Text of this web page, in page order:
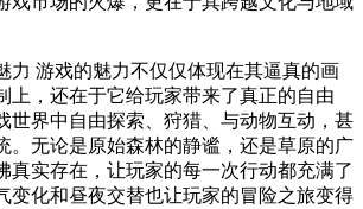
力 游戏的魅力不仅仅体现在其逼真的画
上，还在于它给玩家带来了真正的自由
世界中自由探索、狩猎、与动物互动，甚
。无论是原始森林的静谧，还是草原的广
真实存在，让玩家的每一次行动都充满了
变化和昼夜交替也让玩家的冒险之旅变得